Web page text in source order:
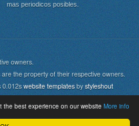
the best experience on our website More info
mas periodicos posibles.
owners.
the property of their respective owners.
website templates by styleshout